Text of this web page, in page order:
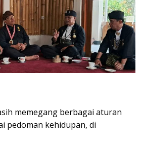
memegang berbagai aturan
pedoman kehidupan, di